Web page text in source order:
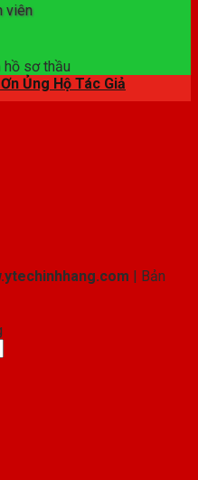
viên
Ủng Hộ Tác Giả
| Bản